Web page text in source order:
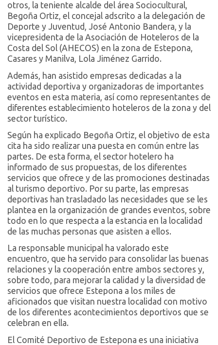
otros, la teniente alcalde del área Sociocultural,
Begoña Ortiz, el concejal adscrito a la delegación de
Deporte y Juventud, José Antonio Bandera, y la
vicepresidenta de la Asociación de Hoteleros de la
Costa del Sol (AHECOS) en la zona de Estepona,
Casares y Manilva, Lola Jiménez Garrido.
Además, han asistido empresas dedicadas a la
actividad deportiva y organizadoras de importantes
eventos en esta materia, así como representantes de
diferentes establecimiento hoteleros de la zona y del
sector turístico.
Según ha explicado Begoña Ortiz, el objetivo de esta
cita ha sido realizar una puesta en común entre las
partes. De esta forma, el sector hotelero ha
informado de sus propuestas, de los diferentes
servicios que ofrece y de las promociones destinadas
al turismo deportivo. Por su parte, las empresas
deportivas han trasladado las necesidades que se les
plantea en la organización de grandes eventos, sobre
todo en lo que respecta a la estancia en la localidad
de las muchas personas que asisten a ellos.
La responsable municipal ha valorado este
encuentro, que ha servido para consolidar las buenas
relaciones y la cooperación entre ambos sectores y,
sobre todo, para mejorar la calidad y la diversidad de
servicios que ofrece Estepona a los miles de
aficionados que visitan nuestra localidad con motivo
de los diferentes acontecimientos deportivos que se
celebran en ella.
El Comité Deportivo de Estepona es una iniciativa